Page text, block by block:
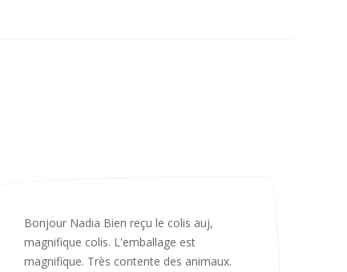
Merci infiniment, c’est magnifique 😍
d’avoir pris le temps de me répondre.
Nous sommes vraiment contents et